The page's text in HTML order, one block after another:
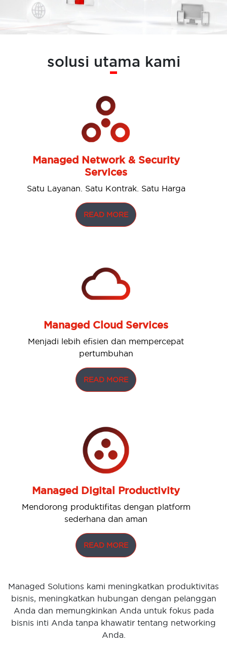
solusi utama kami
Managed Network & Security
Services
Satu Layanan. Satu Kontrak. Satu Harga
READ MORE
Managed Cloud Services
Menjadi lebih efisien dan mempercepat
pertumbuhan
READ MORE
Managed Digital Productivity
Mendorong produktifitas dengan platform
sederhana dan aman
READ MORE
Managed Solutions kami meningkatkan produktivitas
bisnis, meningkatkan hubungan dengan pelanggan
Anda dan memungkinkan Anda untuk fokus pada
bisnis inti Anda tanpa khawatir tentang networking
Anda.